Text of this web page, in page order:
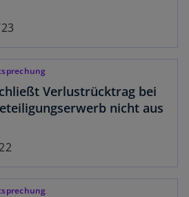
Verlustrücktrag bei
nicht aus